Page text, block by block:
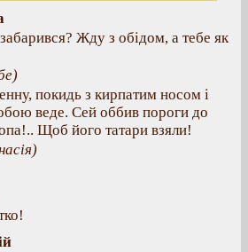
Жду з обідом, а тебе як
покидь з кирпатим носом і
веде. Сей оббив пороги до
Щоб його татари взяли!